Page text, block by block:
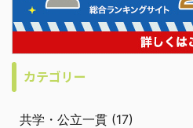
カテゴリー
共学・公立一貫 (17)